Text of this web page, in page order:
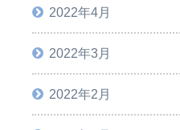
2022年4月
2022年3月
2022年2月